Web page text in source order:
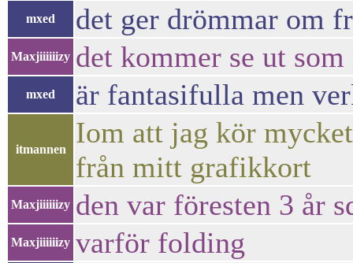
mxed det ger drömmar om
Maxjiiiiiizy det kommer se ut
mxed är fantasifulla men
itmannen
Iom att jag kör
från mitt grafikkort
Maxjiiiiiizy den var föresten 3 år
Maxjiiiiiizy varför folding